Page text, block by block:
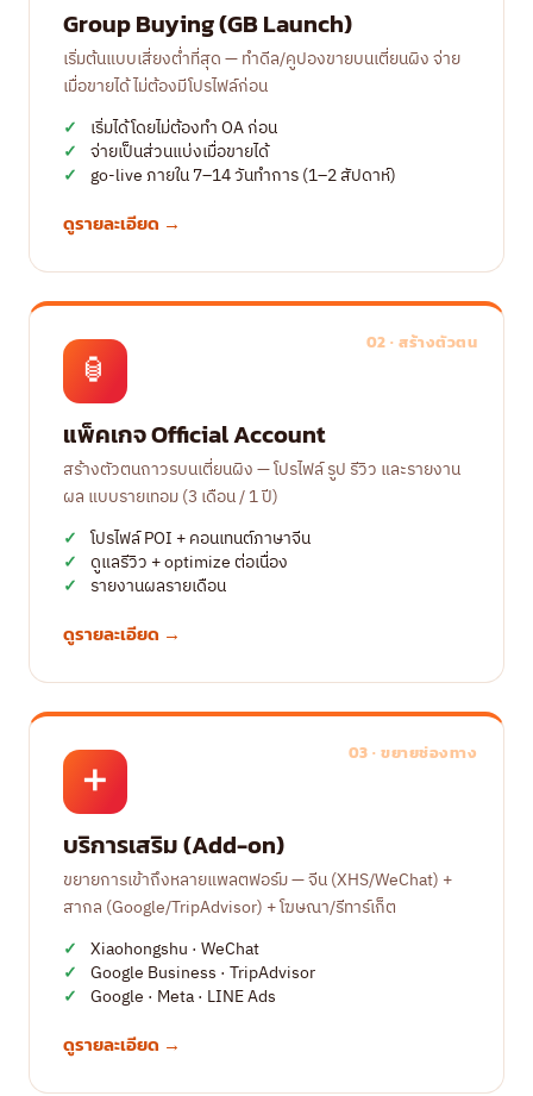
Group Buying (GB Launch)
เริ่มต้นแบบเสี่ยงต่ำที่สุด — ทำดีล/คูปองขายบนเตี่ยนผิง จ่าย
เมื่อขายได้ ไม่ต้องมีโปรไฟล์ก่อน
เริ่มได้โดยไม่ต้องทำ OA ก่อน
จ่ายเป็นส่วนแบ่งเมื่อขายได้
go-live ภายใน 7–14 วันทำการ (1–2 สัปดาห์)
ดูรายละเอียด →
02 · สร้างตัวตน
🏮
แพ็คเกจ Official Account
สร้างตัวตนถาวรบนเตี่ยนผิง — โปรไฟล์ รูป รีวิว และรายงาน
ผล แบบรายเทอม (3 เดือน / 1 ปี)
โปรไฟล์ POI + คอนเทนต์ภาษาจีน
ดูแลรีวิว + optimize ต่อเนื่อง
รายงานผลรายเดือน
ดูรายละเอียด →
03 · ขยายช่องทาง
➕
บริการเสริม (Add-on)
ขยายการเข้าถึงหลายแพลตฟอร์ม — จีน (XHS/WeChat) +
สากล (Google/TripAdvisor) + โฆษณา/รีทาร์เก็ต
Xiaohongshu · WeChat
Google Business · TripAdvisor
Google · Meta · LINE Ads
ดูรายละเอียด →